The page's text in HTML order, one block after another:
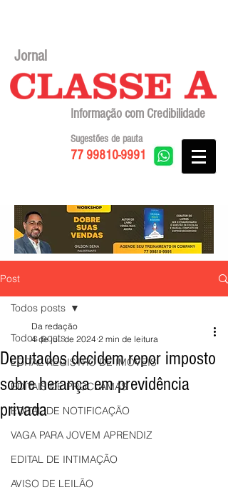
Jornal
Informação com Credibilidade
77 99810-9991
Sugestões de pauta
Post
Todos posts
EDITAL REGISTRO DE IMÓVEIS
EDITAIS DE PROCLAMAS
EDITAL DE NOTIFICAÇÃO
VAGA PARA JOVEM APRENDIZ
EDITAL DE INTIMAÇÃO
AVISO DE LEILÃO
Todos posts
Deputados decidem repor imposto
sobre herança em previdência
privada
Da redação
4 de jul. de 2024 2 min de leitura